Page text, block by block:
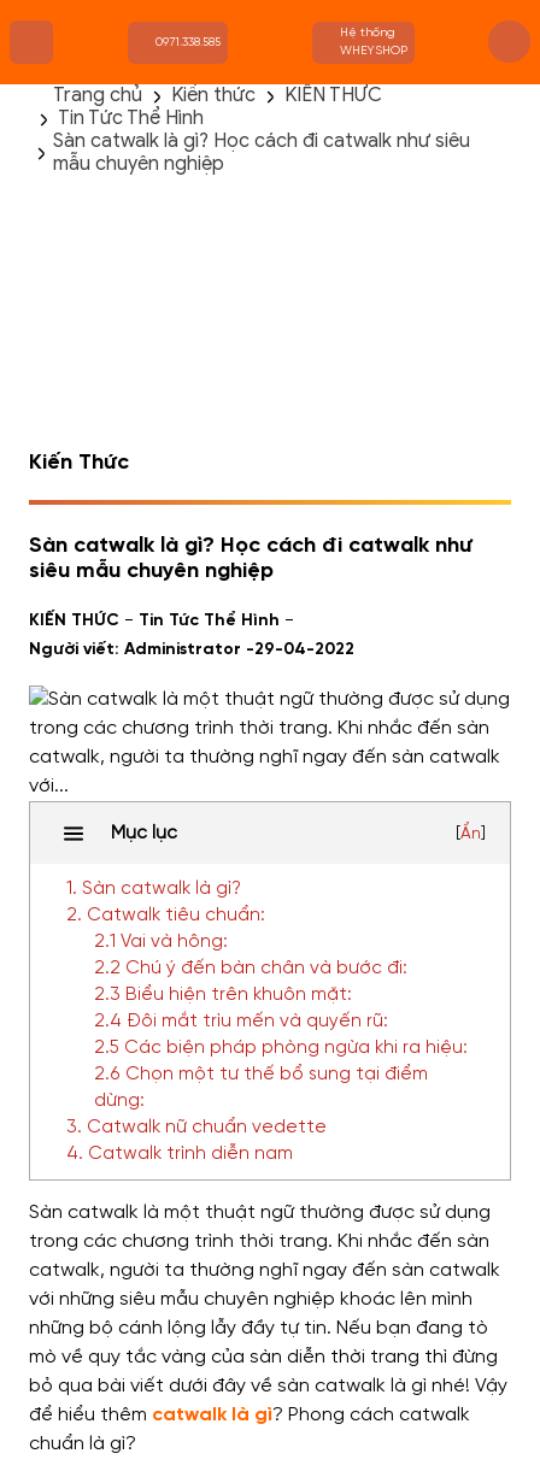
TRANG CHỦ
FLASH SALE
0971.338.585
Hệ thống
WHEYSHOP
Trang chủ Kiến thức
KIẾN THỨC
Tin Tức Thể Hình
Sàn catwalk là gì? Học cách đi catwalk như siêu
mẫu chuyên nghiệp
Kiến Thức
Sàn catwalk là gì? Học cách đi catwalk như
siêu mẫu chuyên nghiệp
KIẾN THỨC - Tin Tức Thể Hình -
Người viết: Administrator -29-04-2022
Mục lục Ẩn
1. Sàn catwalk là gì?
2. Catwalk tiêu chuẩn:
2.1 Vai và hông:
2.2 Chú ý đến bàn chân và bước đi:
2.3 Biểu hiện trên khuôn mặt:
2.4 Đôi mắt trìu mến và quyến rũ:
2.5 Các biện pháp phòng ngừa khi ra hiệu:
2.6 Chọn một tư thế bổ sung tại điểm
dừng:
3. Catwalk nữ chuẩn vedette
4. Catwalk trình diễn nam
Sàn catwalk là một thuật ngữ thường được sử dụng
trong các chương trình thời trang. Khi nhắc đến sàn
catwalk, người ta thường nghĩ ngay đến sàn catwalk
với những siêu mẫu chuyên nghiệp khoác lên mình
những bộ cánh lộng lẫy đầy tự tin. Nếu bạn đang tò
mò về quy tắc vàng của sàn diễn thời trang thì đừng
bỏ qua bài viết dưới đây về sàn catwalk là gì nhé! Vậy
để hiểu thêm catwalk là gì? Phong cách catwalk
chuẩn là gì?